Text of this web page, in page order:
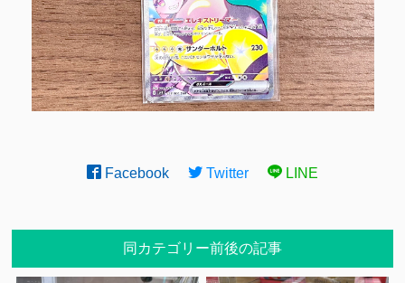
Facebook Twitter LINE
同カテゴリー前後の記事